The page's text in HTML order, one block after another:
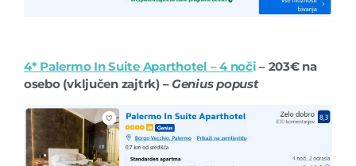
4* Palermo In Suite Aparthotel – 4 noči – 203€ na
osebo (vključen zajtrk) –Genius popust